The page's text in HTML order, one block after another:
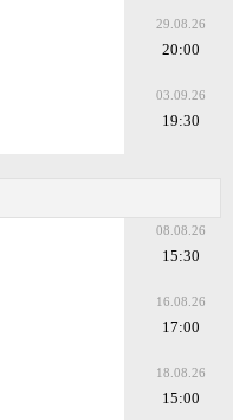
29.08.26
20:00
03.09.26
19:30
08.08.26
15:30
16.08.26
17:00
18.08.26
15:00